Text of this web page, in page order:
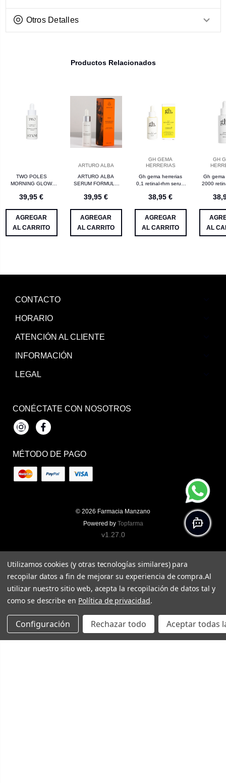
Otros Detalles
Productos Relacionados
TWO POLES
MORNING GLOW
Y PEPTIDOS 30ML
39,95 €
AGREGAR
AL CARRITO
ARTURO ALBA
ARTURO ALBA
SERUM FORMULA
ALTA POTENCIA
39,95 €
AGREGAR
AL CARRITO
GH GEMA
HERRERIAS
Gh gema herrerias
0,1 retinal-rhm serum
38,95 €
AGREGAR
AL CARRITO
GH
Gh gema
2000
AL
CONTACTO
HORARIO
ATENCIÓN AL CLIENTE
INFORMACIÓN
LEGAL
CONÉCTATE CON NOSOTROS
InstagramFacebook
MÉTODO DE PAGO
© 2026 Farmacia Manzano
Powered by Topfarma
v1.27.0
Utilizamos cookies (y otras tecnologías similares) para
recopilar datos a fin de mejorar su experiencia de compra.Al
utilizar nuestro sitio web, acepta la recopilación de datos tal y
como se describe en Política de privacidad.
Configuración Rechazar todo Aceptar todas